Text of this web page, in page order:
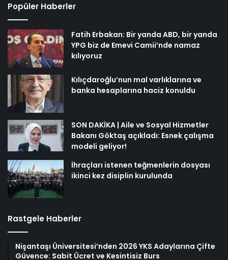
Popüler Haberler
Fatih Erbakan: Bir yanda ABD, bir yanda
YPG biz de Emevi Camii’nde namaz
kılıyoruz
Kılıçdaroğlu’nun mal varlıklarına ve
banka hesaplarına haciz konuldu
SON DAKİKA | Aile ve Sosyal Hizmetler
Bakanı Göktaş açıkladı: Esnek çalışma
modeli geliyor!
İhraçları istenen teğmenlerin dosyası
ikinci kez disiplin kurulunda
Rastgele Haberler
Nişantaşı Üniversitesi’nden 2026 YKS Adaylarına Çifte
Güvence: Sabit Ücret ve Kesintisiz Burs